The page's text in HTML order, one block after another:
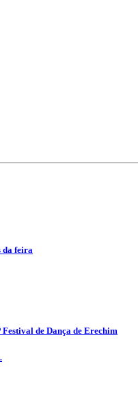
da feira
de Dança de Erechim